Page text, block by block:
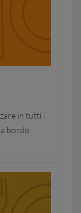
in tutti i
bordo.